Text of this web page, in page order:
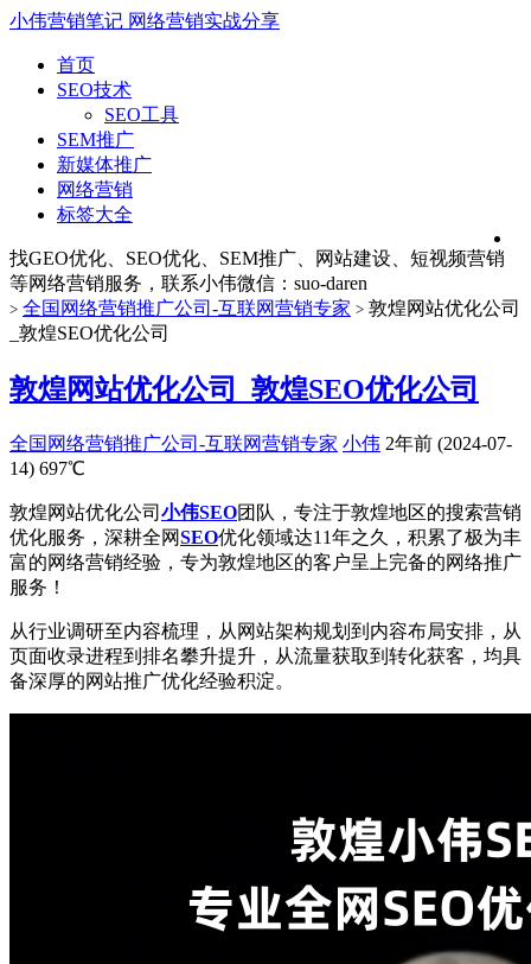
小伟营销笔记 网络营销实战分享
首页
SEO技术
SEO工具
SEM推广
新媒体推广
网络营销
标签大全
找GEO优化、SEO优化、SEM推广、网站建设、短视频营销
等网络营销服务，联系小伟微信：suo-daren
> 全国网络营销推广公司-互联网营销专家 > 敦煌网站优化公司
_敦煌SEO优化公司
敦煌网站优化公司_敦煌SEO优化公司
全国网络营销推广公司-互联网营销专家 小伟 2年前 (2024-07-
14) 697℃
敦煌网站优化公司 小伟SEO团队，专注于敦煌地区的搜索营销
优化服务，深耕全网SEO优化领域达11年之久，积累了极为丰
富的网络营销经验，专为敦煌地区的客户呈上完备的网络推广
服务！
从行业调研至内容梳理，从网站架构规划到内容布局安排，从
页面收录进程到排名攀升提升，从流量获取到转化获客，均具
备深厚的网站推广优化经验积淀。